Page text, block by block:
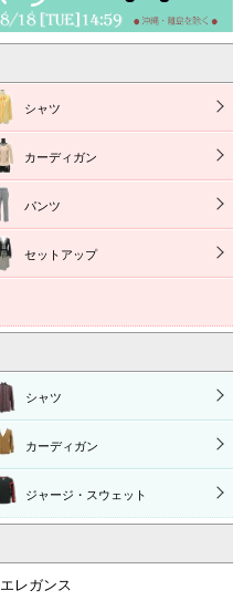
シャツ
カーディガン
パンツ
セットアップ
シャツ
カーディガン
ジャージ・スウェット
エレガンス